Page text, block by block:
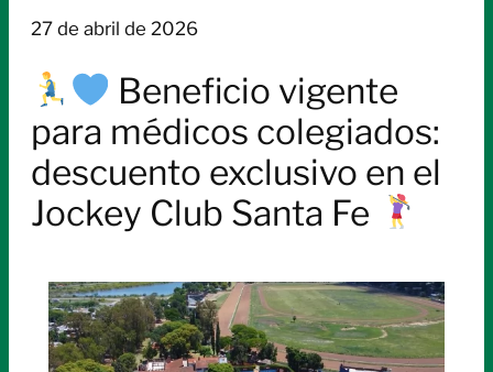
27 de abril de 2026
Beneficio vigente
para médicos colegiados:
descuento exclusivo en el
Jockey Club Santa Fe